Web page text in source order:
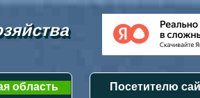
область Посетителю